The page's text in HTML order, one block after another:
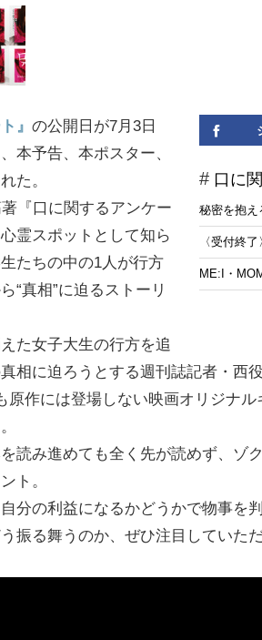
口に
秘密を抱え
〈受付終
ME:I・
』 の公開日が7月3日
本予告、本ポスター、
た。
『口に関するアンケー
霊スポットとして知ら
たちの中の1人が行方
“真相”に迫るストーリ
た女子大生の行方を追
相に迫ろうとする週刊誌記者・西
原作には登場しない映画オリジナ
読み進めても全く先が読めず、ゾ
ト。
分の利益になるかどうかで物事を
振る舞うのか、ぜひ注目していた